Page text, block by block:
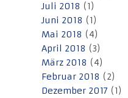
Juli 2018 (1)
Juni 2018 (1)
Mai 2018 (4)
April 2018 (3)
März 2018 (4)
Februar 2018 (2)
Dezember 2017 (1)